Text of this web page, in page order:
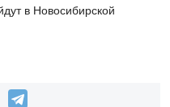
в Новосибирской